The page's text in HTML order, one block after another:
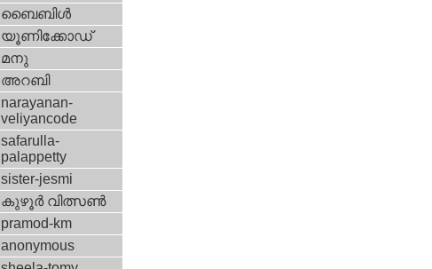
ബൈബിള്‍
യൂണിക്കോഡ്
മനു
അറബി
narayanan-
veliyancode
safarulla-
palappetty
sister-jesmi
കുഴൂര്‍ വിത്സണ്‍
pramod-km
anonymous